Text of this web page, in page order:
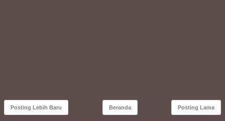
Posting Lebih Baru Posting Lama
Beranda